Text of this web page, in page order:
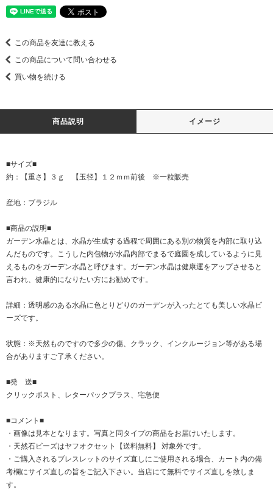
この商品を友達に教える
この商品について問い合わせる
買い物を続ける
商品説明 イメージ
■サイズ■
約：【重さ】３ｇ 【玉径】１２ｍｍ前後 ※一粒販売
産地：ブラジル
■商品の説明■
ガーデン水晶とは、水晶が生成する過程で周囲にある別の物質を内部に取り込
んだものです。こうした内包物が水晶内部でまるで庭園を成しているように見
えるものをガーデン水晶と呼びます。ガーデン水晶は健康運をアップさせると
言われ、健康的になりたい方にお勧めです。
詳細：透明感のある水晶に色とりどりのガーデンが入ったとても美しい水晶ビ
ーズです。
状態：※天然ものですので多少の傷、クラック、インクルージョン等がある場
合がありますご了承ください。
■発 送■
クリックポスト、レターパックプラス、宅急便
■コメント■
・画像は見本となります。写真と同タイプの商品をお届けいたします。
・天然石ビーズはヤフオクセット【送料無料】 対象外です。
・ご購入されるブレスレットのサイズ直しにご使用される場合、カート内の備
考欄にサイズ直しの旨をご記入下さい。当店にて無料でサイズ直しを致しま
す。